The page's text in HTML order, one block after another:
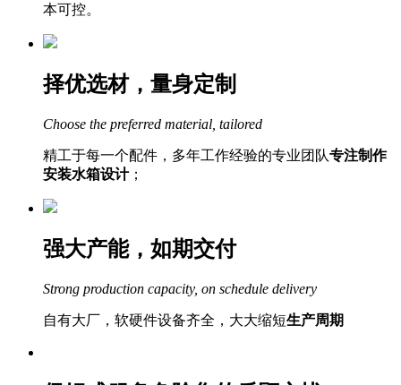
本可控。
择优选材，量身定制
Choose the preferred material, tailored
精工于每一个配件，多年工作经验的专业团队专注制作
安装水箱设计；
强大产能，如期交付
Strong production capacity, on schedule delivery
自有大厂，软硬件设备齐全，大大缩短生产周期